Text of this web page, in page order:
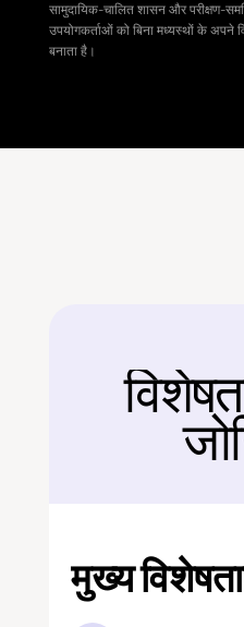
सामुदायिक-चालित शासन और परीक्षण-
उपयोगकर्ताओं को बिना मध्यस्थों के अपने
बनाता है।
मुख्य